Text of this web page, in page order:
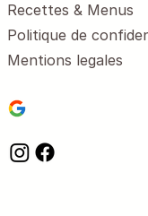
Recettes & Menus
Politique de
Mentions legales